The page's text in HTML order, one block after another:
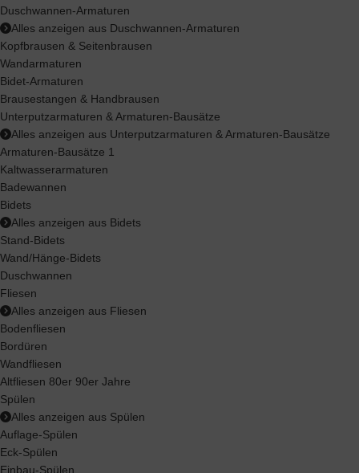
Duschwannen-Armaturen
Alles anzeigen aus Duschwannen-Armaturen
Kopfbrausen & Seitenbrausen
Wandarmaturen
Bidet-Armaturen
Brausestangen & Handbrausen
Unterputzarmaturen & Armaturen-Bausätze
Alles anzeigen aus Unterputzarmaturen & Armaturen-Bausätze
Armaturen-Bausätze 1
Kaltwasserarmaturen
Badewannen
Bidets
Alles anzeigen aus Bidets
Stand-Bidets
Wand/Hänge-Bidets
Duschwannen
Fliesen
Alles anzeigen aus Fliesen
Bodenfliesen
Bordüren
Wandfliesen
Altfliesen 80er 90er Jahre
Spülen
Alles anzeigen aus Spülen
Auflage-Spülen
Eck-Spülen
Einbau-Spülen